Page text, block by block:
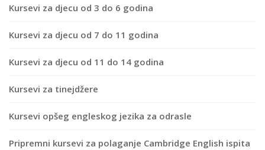
Kursevi za djecu od 3 do 6 godina
Kursevi za djecu od 7 do 11 godina
Kursevi za djecu od 11 do 14 godina
Kursevi za tinejdžere
Kursevi opšeg engleskog jezika za odrasle
Pripremni kursevi za polaganje Cambridge English ispita